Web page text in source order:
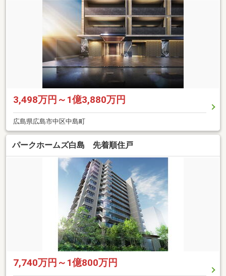
3,498万円～1億3,880万円
広島県広島市中区中島町
パークホームズ白島 先着順住戸
7,740万円～1億800万円